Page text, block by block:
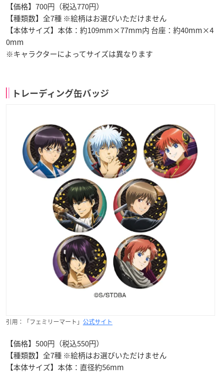
【価格】700円（税込770円）
【種類数】全7種 ※絵柄はお選びいただけません
【本体サイズ】本体：約109mm×77mm内 台座：約40mm×4
0mm
※キャラクターによってサイズは異なります
トレーディング缶バッジ
引用：「フェミリーマート」 公式サイト
【価格】500円（税込550円）
【種類数】全7種 ※絵柄はお選びいただけません
【本体サイズ】本体：直径約56mm